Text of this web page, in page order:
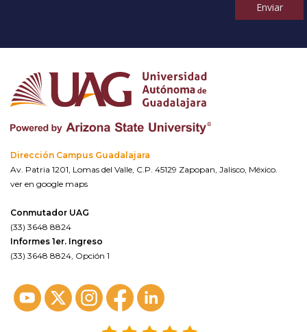
Enviar
Dirección Campus Guadalajara
Av. Patria 1201, Lomas del Valle, C.P. 45129 Zapopan, Jalisco, México.
ver en google maps
Conmutador UAG
(33) 3648 8824
Informes 1er. Ingreso
(33) 3648 8824, Opción 1